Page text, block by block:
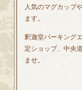
人気のマグカップ
ます。
釈迦堂パーキング
定ショップ、中央
ませ。